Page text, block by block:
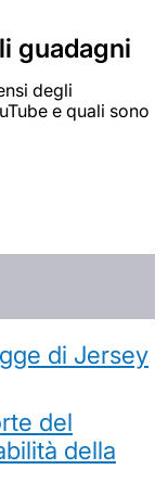
guadagni
degli
e quali sono
di Jersey
del
della